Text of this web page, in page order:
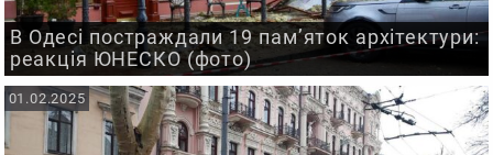
В Одесі постраждали 19 пам’яток архітектури:
реакція ЮНЕСКО (фото)
01.02.2025